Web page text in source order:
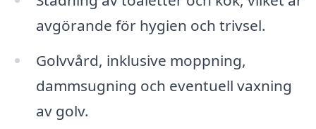
avgörande för hygien och trivsel.
Golvvård, inklusive moppning,
dammsugning och eventuell vaxning
av golv.